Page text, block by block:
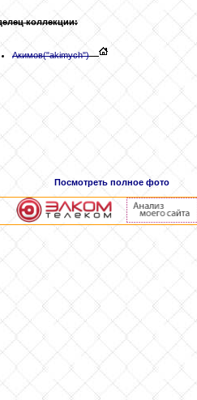
коллекции:
Акимов("akimych")
Посмотреть полное фото